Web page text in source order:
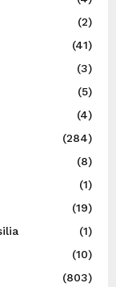
(2)
(41)
(3)
(5)
(4)
(284)
(8)
(1)
(19)
(1)
(10)
(803)